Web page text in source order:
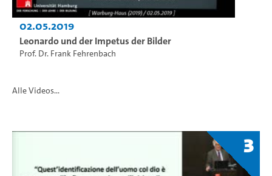
02.05.2019
Leonardo und der Impetus der Bilder
Prof. Dr. Frank Fehrenbach
Alle Videos...
3